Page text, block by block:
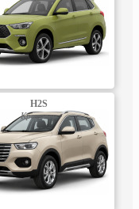
H2S
Кросовер